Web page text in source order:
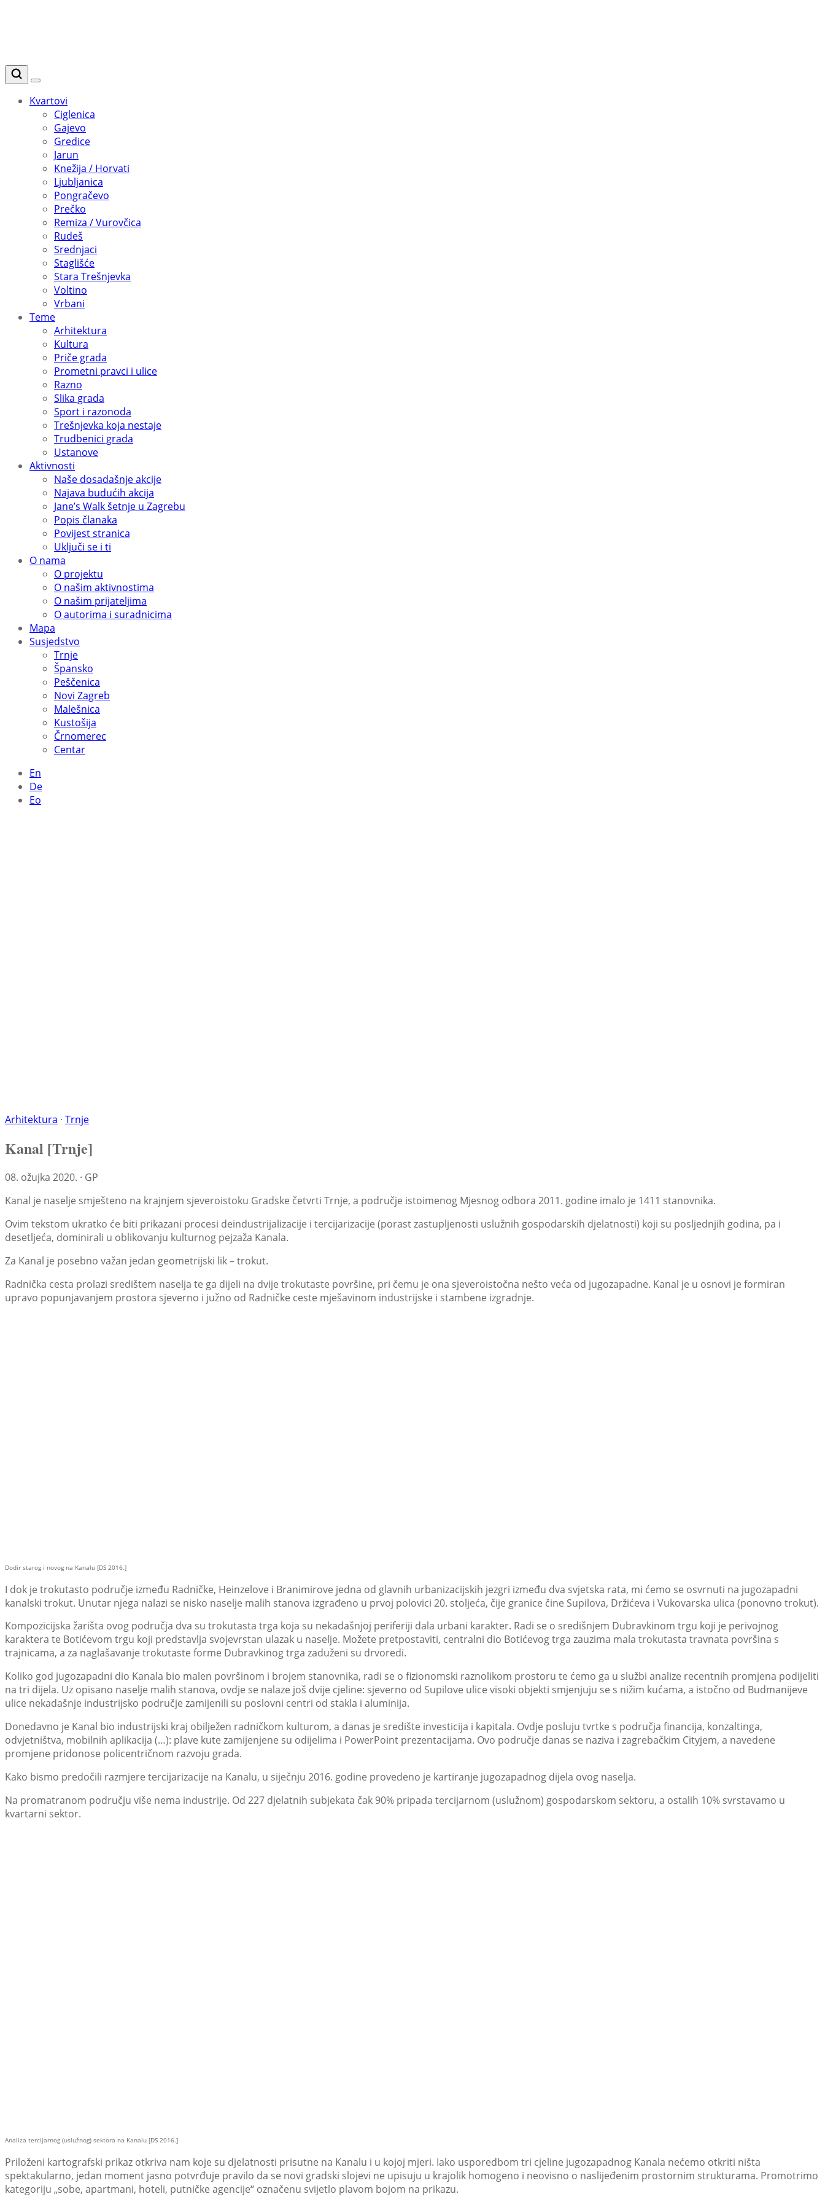
Kvartovi
Ciglenica
Gajevo
Gredice
Jarun
Knežija / Horvati
Ljubljanica
Pongračevo
Prečko
Remiza / Vurovčica
Rudeš
Srednjaci
Staglišće
Stara Trešnjevka
Voltino
Vrbani
Teme
Arhitektura
Kultura
Priče grada
Prometni pravci i ulice
Razno
Slika grada
Sport i razonoda
Trešnjevka koja nestaje
Trudbenici grada
Ustanove
Aktivnosti
Naše dosadašnje akcije
Najava budućih akcija
Jane’s Walk šetnje u Zagrebu
Popis članaka
Povijest stranica
Uključi se i ti
O nama
O projektu
O našim aktivnostima
O našim prijateljima
O autorima i suradnicima
Mapa
Susjedstvo
Trnje
Špansko
Peščenica
Novi Zagreb
Malešnica
Kustošija
Črnomerec
Centar
En
De
Eo
Arhitektura · Trnje
Kanal [Trnje]
08. ožujka 2020. · GP
Kanal je naselje smješteno na krajnjem sjeveroistoku Gradske četvrti Trnje, a područje istoimenog Mjesnog odbora 2011. godine imalo je 1411 stanovnika.
Ovim tekstom ukratko će biti prikazani procesi deindustrijalizacije i tercijarizacije (porast zastupljenosti uslužnih gospodarskih djelatnosti) koji su posljednjih godina, pa i
desetljeća, dominirali u oblikovanju kulturnog pejzaža Kanala.
Za Kanal je posebno važan jedan geometrijski lik – trokut.
Radnička cesta prolazi središtem naselja te ga dijeli na dvije trokutaste površine, pri čemu je ona sjeveroistočna nešto veća od jugozapadne. Kanal je u osnovi je formiran
upravo popunjavanjem prostora sjeverno i južno od Radničke ceste mješavinom industrijske i stambene izgradnje.
Dodir starog i novog na Kanalu [DS 2016.]
I dok je trokutasto područje između Radničke, Heinzelove i Branimirove jedna od glavnih urbanizacijskih jezgri između dva svjetska rata, mi ćemo se osvrnuti na jugozapadni
kanalski trokut. Unutar njega nalazi se nisko naselje malih stanova izgrađeno u prvoj polovici 20. stoljeća, čije granice čine Supilova, Držićeva i Vukovarska ulica (ponovno trokut).
Kompozicijska žarišta ovog područja dva su trokutasta trga koja su nekadašnjoj periferiji dala urbani karakter. Radi se o središnjem Dubravkinom trgu koji je perivojnog
karaktera te Botićevom trgu koji predstavlja svojevrstan ulazak u naselje. Možete pretpostaviti, centralni dio Botićevog trga zauzima mala trokutasta travnata površina s
trajnicama, a za naglašavanje trokutaste forme Dubravkinog trga zaduženi su drvoredi.
Koliko god jugozapadni dio Kanala bio malen površinom i brojem stanovnika, radi se o fizionomski raznolikom prostoru te ćemo ga u službi analize recentnih promjena podijeliti
na tri dijela. Uz opisano naselje malih stanova, ovdje se nalaze još dvije cjeline: sjeverno od Supilove ulice visoki objekti smjenjuju se s nižim kućama, a istočno od Budmanijeve
ulice nekadašnje industrijsko područje zamijenili su poslovni centri od stakla i aluminija.
Donedavno je Kanal bio industrijski kraj obilježen radničkom kulturom, a danas je središte investicija i kapitala. Ovdje posluju tvrtke s područja financija, konzaltinga,
odvjetništva, mobilnih aplikacija (…): plave kute zamijenjene su odijelima i PowerPoint prezentacijama. Ovo područje danas se naziva i zagrebačkim Cityjem, a navedene
promjene pridonose policentričnom razvoju grada.
Kako bismo predočili razmjere tercijarizacije na Kanalu, u siječnju 2016. godine provedeno je kartiranje jugozapadnog dijela ovog naselja.
Na promatranom području više nema industrije. Od 227 djelatnih subjekata čak 90% pripada tercijarnom (uslužnom) gospodarskom sektoru, a ostalih 10% svrstavamo u
kvartarni sektor.
Analiza tercijarnog (uslužnog) sektora na Kanalu [DS 2016.]
Priloženi kartografski prikaz otkriva nam koje su djelatnosti prisutne na Kanalu i u kojoj mjeri. Iako usporedbom tri cjeline jugozapadnog Kanala nećemo otkriti ništa
spektakularno, jedan moment jasno potvrđuje pravilo da se novi gradski slojevi ne upisuju u krajolik homogeno i neovisno o naslijeđenim prostornim strukturama. Promotrimo
kategoriju „sobe, apartmani, hoteli, putničke agencije“ označenu svijetlo plavom bojom na prikazu.